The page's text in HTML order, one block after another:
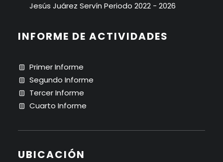
Jesús Juárez Servín Periodo 2022 - 2026
INFORME DE ACTIVIDADES
Primer Informe
Segundo Informe
Tercer Informe
Cuarto Informe
UBICACIÓN